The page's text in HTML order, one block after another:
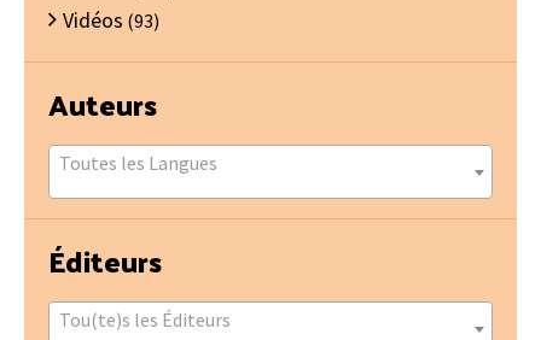
Vidéos (93)
Auteurs
Toutes les Langues
Éditeurs
Tou(te)s les Éditeurs